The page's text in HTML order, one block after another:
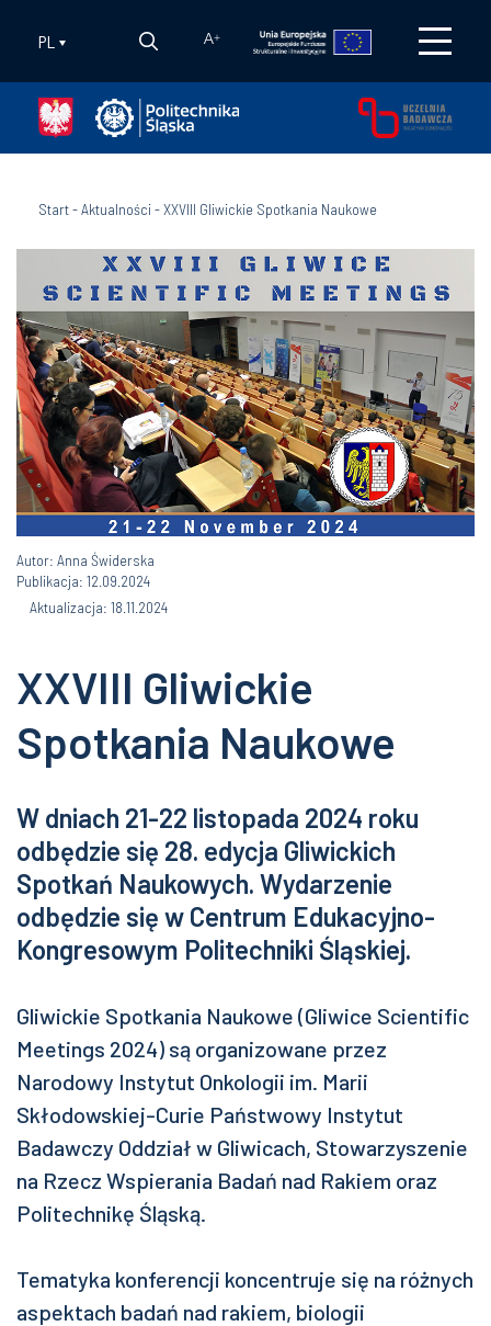
PL A+
Start-Aktualności-XXVIII Gliwickie Spotkania Naukowe
Autor: Anna Świderska
Publikacja: 12.09.2024
Aktualizacja: 18.11.2024
XXVIII Gliwickie
Spotkania Naukowe
W dniach 21-22 listopada 2024 roku
odbędzie się 28. edycja Gliwickich
Spotkań Naukowych. Wydarzenie
odbędzie się w Centrum Edukacyjno-
Kongresowym Politechniki Śląskiej.
Gliwickie Spotkania Naukowe (Gliwice Scientific
Meetings 2024) są organizowane przez
Narodowy Instytut Onkologii im. Marii
Skłodowskiej-Curie Państwowy Instytut
Badawczy Oddział w Gliwicach, Stowarzyszenie
na Rzecz Wspierania Badań nad Rakiem oraz
Politechnikę Śląską.
Tematyka konferencji koncentruje się na różnych
aspektach badań nad rakiem, biologii